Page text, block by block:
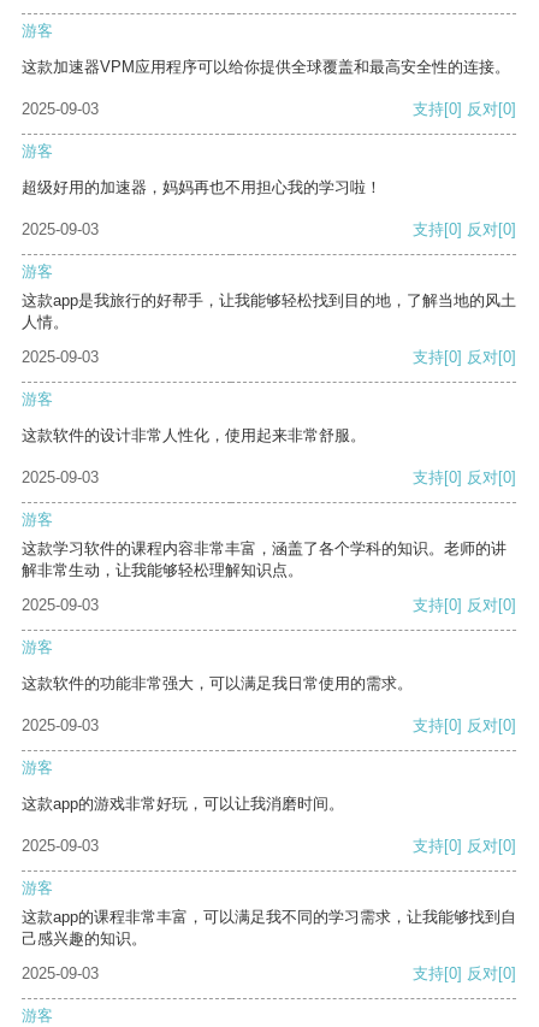
游客
这款加速器VPM应用程序可以给你提供全球覆盖和最高安全性的连接。
2025-09-03 支持[0] 反对[0]
游客
超级好用的加速器，妈妈再也不用担心我的学习啦！
2025-09-03 支持[0] 反对[0]
游客
这款app是我旅行的好帮手，让我能够轻松找到目的地，了解当地的风土
人情。
2025-09-03
支持[0] 反对[0]
游客
这款软件的设计非常人性化，使用起来非常舒服。
2025-09-03 支持[0] 反对[0]
游客
这款学习软件的课程内容非常丰富，涵盖了各个学科的知识。老师的讲
解非常生动，让我能够轻松理解知识点。
2025-09-03
支持[0] 反对[0]
游客
这款软件的功能非常强大，可以满足我日常使用的需求。
2025-09-03 支持[0] 反对[0]
游客
这款app的游戏非常好玩，可以让我消磨时间。
2025-09-03 支持[0] 反对[0]
游客
这款app的课程非常丰富，可以满足我不同的学习需求，让我能够找到自
己感兴趣的知识。
2025-09-03
支持[0] 反对[0]
游客